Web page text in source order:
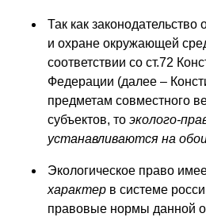
Так как
и охране окружающей
соответствии со ст.72
Федерации (далее –
предметам совместного
субъектов, то эколого-
устанавливаются на
Экологическое право
характер в системе
правовые нормы данной